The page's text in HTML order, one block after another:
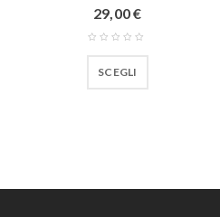
29,00€
SCEGLI